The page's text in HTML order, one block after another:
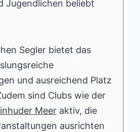
Jugendlichen beliebt
Segler bietet das
und ausreichend Platz
sind Clubs wie der
Meer aktiv, die
ausrichten